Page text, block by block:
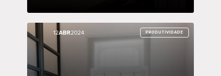
12ABR2024 PRODUTIVIDADE
12ABR2024 PRODUTIVIDADE